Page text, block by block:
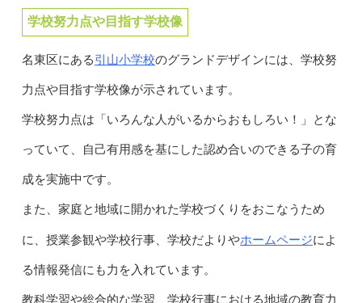
学校努力点や目指す学校像
名東区にある引山小学校のグランドデザインには、学校努
力点や目指す学校像が示されています。
学校努力点は「いろんな人がいるからおもしろい！」とな
っていて、自己有用感を基にした認め合いのできる子の育
成を実施中です。
また、家庭と地域に開かれた学校づくりをおこなうため
に、授業参観や学校行事、学校だよりやホームページによ
る情報発信にも力を入れています。
教科学習や総合的な学習、学校行事における地域の教育力